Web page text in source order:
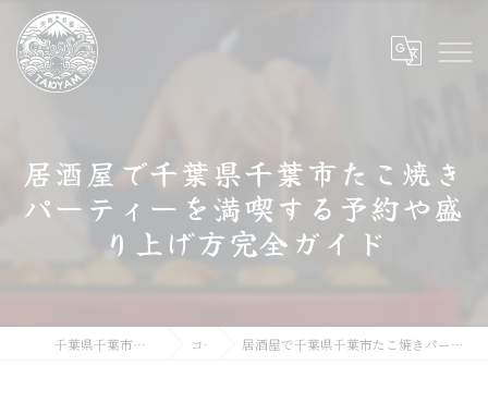
居酒屋で千葉県千葉市たこ焼き
パーティーを満喫する予約や盛
り上げ方完全ガイド
千葉県千葉市のたこ焼きならたこやま コラム 居酒屋で千葉県千葉市たこ焼きパーティーを満喫する予約や盛り上げ方完全ガイド